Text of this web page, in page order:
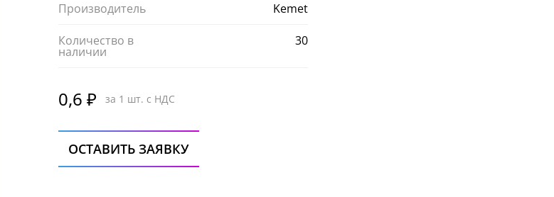
Производитель Kemet
Количество в
наличии
30
0,6 ₽ за 1 шт. с НДС
ОСТАВИТЬ ЗАЯВКУ